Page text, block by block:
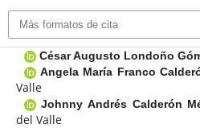
Más formatos de cita
César Augusto Londoño
Angela María Franco
Valle
Johnny Andrés Calderón
del Valle